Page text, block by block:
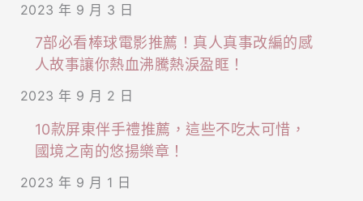
2023 年 9 月 3 日
7部必看棒球電影推薦！真人真事改編的感
人故事讓你熱血沸騰熱淚盈眶！
2023 年 9 月 2 日
10款屏東伴手禮推薦，這些不吃太可惜，
國境之南的悠揚樂章！
2023 年 9 月 1 日